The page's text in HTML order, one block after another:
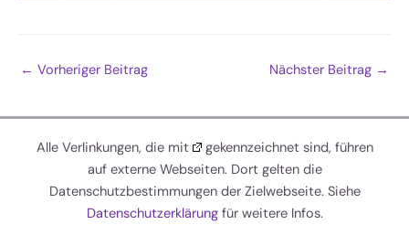
← Vorheriger Beitrag Nächster Beitrag →
Alle Verlinkungen, die mit
gekennzeichnet sind, führen
auf externe Webseiten. Dort gelten die
Datenschutzbestimmungen der Zielwebseite. Siehe
Datenschutzerklärungfür weitere Infos.